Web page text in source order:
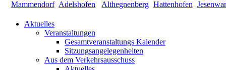
Aktuelles
Veranstaltungen
Gesamtveranstaltungs Kalender
Sitzungsangelegenheiten
Aus dem Verkehrsausschuss